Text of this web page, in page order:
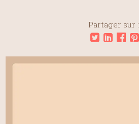
Partager sur :